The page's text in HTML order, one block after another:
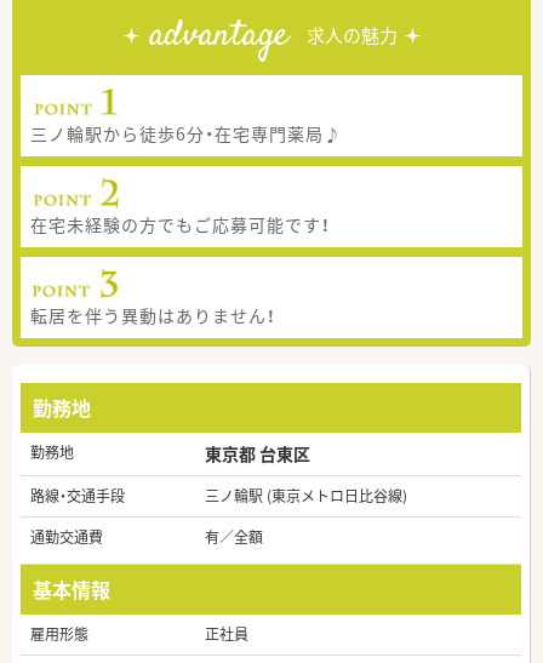
advantage 求人の魅力
三ノ輪駅から徒歩6分・在宅専門薬局♪
在宅未経験の方でもご応募可能です！
転居を伴う異動はありません！
勤務地
勤務地 東京都 台東区
路線・交通手段
三ノ輪駅 (東京メトロ日比谷線)
通勤交通費
有／全額
基本情報
雇用形態
正社員